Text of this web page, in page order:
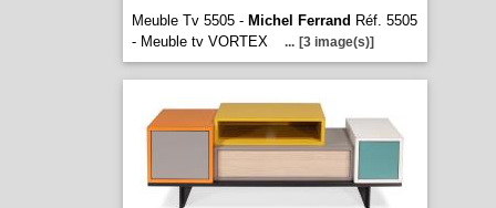
Meuble Tv 5505 - Michel Ferrand Réf. 5505
- Meuble tv VORTEX
... [3 image(s)]